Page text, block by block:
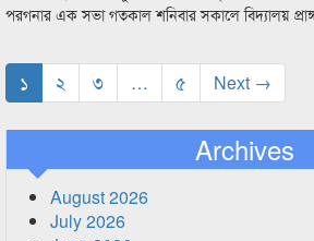
পরগনার এক সভা গতকাল শনিবার সকালে বিদ্যালয়
১ ২ ৩ … ৫ Next →
Archives
August 2026
July 2026